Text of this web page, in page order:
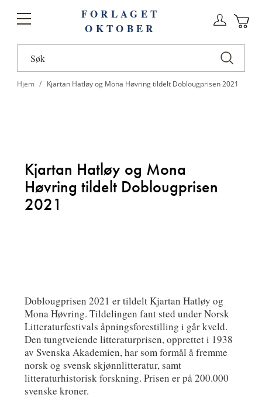
Toggle
FORLAGET
OKTOBER
Hjem Kjartan Hatløy og Mona Høvring tildelt Doblougprisen 2021
Kjartan Hatløy og Mona
Høvring tildelt Doblougprisen
2021
Doblougprisen 2021 er tildelt Kjartan Hatløy og
Mona Høvring. Tildelingen fant sted under Norsk
Litteraturfestivals åpningsforestilling i går kveld.
Den tungtveiende litteraturprisen, opprettet i 1938
av Svenska Akademien, har som formål å fremme
norsk og svensk skjønnlitteratur, samt
litteraturhistorisk forskning. Prisen er på 200.000
svenske kroner.